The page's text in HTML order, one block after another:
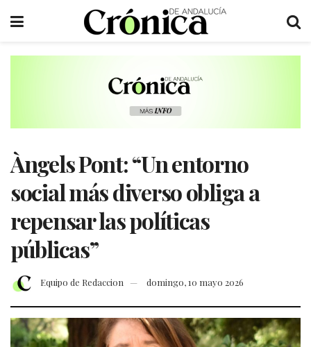
Àngels Pont: “Un entorno
social más diverso obliga a
repensar las políticas
públicas”
Equipo de Redaccion domingo, 10 mayo 2026